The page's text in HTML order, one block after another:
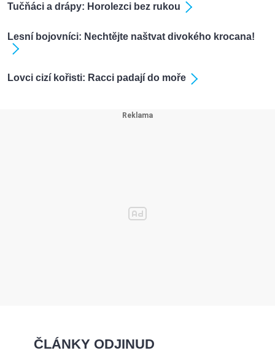
Tučňáci a drápy: Horolezci bez rukou
Lesní bojovníci: Nechtějte naštvat divokého krocana!
Lovci cizí kořisti: Racci padají do moře
ČLÁNKY ODJINUD